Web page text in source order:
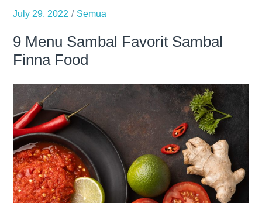
July 29, 2022 Semua
9 Menu Sambal Favorit Sambal
Finna Food